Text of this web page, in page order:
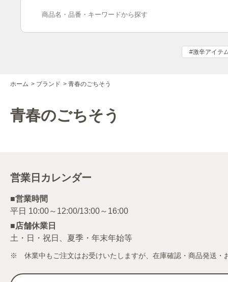
#激辛アイテ
ホーム > ブランド > 青春のごちそう
青春のごちそう
営業日カレンダー
■営業時間
■店舗休業日
土・日・祝日、夏季・年末年始等
※ 休業中もご注文はお受けいたしますが、在庫確認・商品発送・